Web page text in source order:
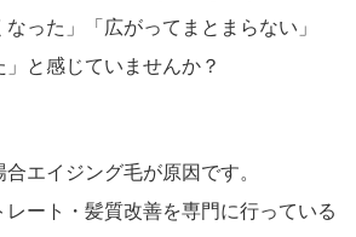
なった」「広がってまとまらない」
」と感じていませんか？
エイジング毛が原因です。
ート・髪質改善を専門に行っている